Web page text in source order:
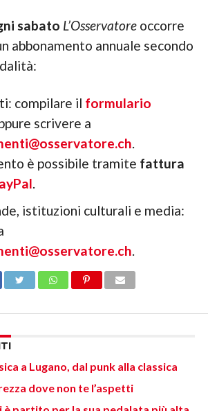
sabato L’Osservatoreoccorre
abbonamento annuale secondo
compilare il formulario
scrivere a
è possibile tramite fattura
istituzioni culturali e media:
a Lugano, dal punk alla classica
dove non te l’aspetti